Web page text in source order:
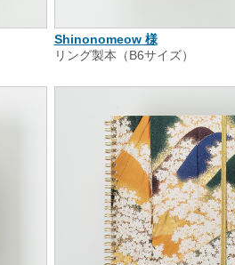
Shinonomeow 様
リング製本（B6サイズ）